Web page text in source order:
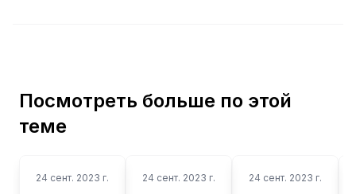
Посмотреть больше по этой
теме
24 сент. 2023 г. 24 сент. 2023 г. 24 сент. 2023 г.